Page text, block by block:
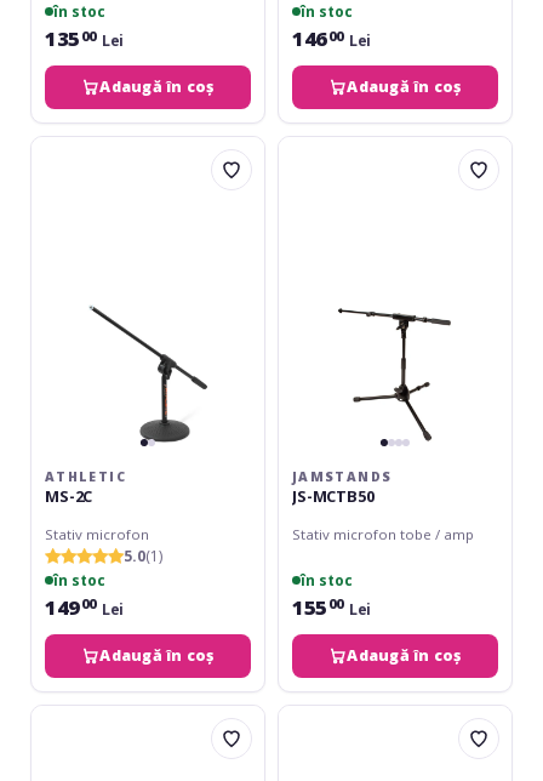
în stoc
135 00 Lei
Adaugă în coș
în stoc
14600 Lei
Adaugă în coș
Athletic
ATHLETIC
MS-2C
Stativ microfon
5.0(1)
în stoc
14900 Lei
Adaugă în coș
JamStands
JAMSTANDS
JS-MCTB50
Stativ microfon tobe / amp
în stoc
155 00 Lei
Adaugă în coș
JamStands
Adam